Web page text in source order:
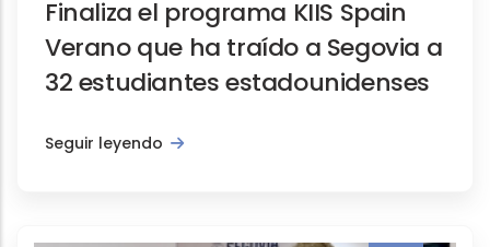
Finaliza el programa KIIS Spain
Verano que ha traído a Segovia a
32 estudiantes estadounidenses
Seguir leyendo